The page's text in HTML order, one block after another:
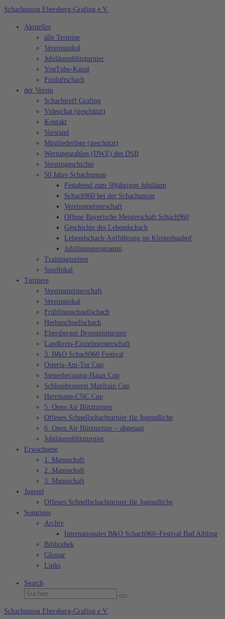
Zum
springen
Schachunion Ebersberg-Grafing e.V.
Aktuelles
alle Termine
Vereinspokal
Jubiläumsblitzturnier
YouTube-Kanal
Freiluftschach
der Verein
Schachtreff Grafing
Videochat (geschützt)
Kontakt
Vorstand
Mitgliederliste (geschützt)
Wertungszahlen (DWZ) des DSB
Vereinsgeschichte
50 Jahre Schachunion
Festabend zum 50jährigen Jubiläum
Schach960 bei der Schachunion
Vereinsmeisterschaft
Offene Bayerische Meisterschaft Schach960
Geschichte des Lebendschach
Lebendschach-Aufführung im Klosterbauhof
Jubiläumsprogramm
Trainingszeiten
Spiellokal
Turniere
Vereinsmeisterschaft
Vereinspokal
Frühlingsschnellschach
Herbstschnellschach
Ebersberger Bronsteinturnier
Landkreis-Einzelmeisterschaft
3. B&O Schach960 Festival
Osteria-Am-Tor Cup
Steuerberatung-Hatax Cup
Schlossbrauerei Maxlrain Cup
Herrmann-CNC Cup
5. Open Air Blitzturnier
Offenes Schnellschachturnier für Jugendliche
6. Open Air Blitzturnier – abgesagt
Jubiläumsblitzturnier
Erwachsene
1. Mannschaft
2. Mannschaft
3. Mannschaft
Jugend
Offenes Schnellschachturnier für Jugendliche
Sonstiges
Archiv
Internationales B&O Schach960–Festival Bad Aibling
Bibliothek
Glossar
Links
Search
Suche
Suchen …
Schachunion Ebersberg-Grafing e.V.